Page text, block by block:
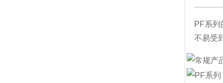
PF系列
不易受